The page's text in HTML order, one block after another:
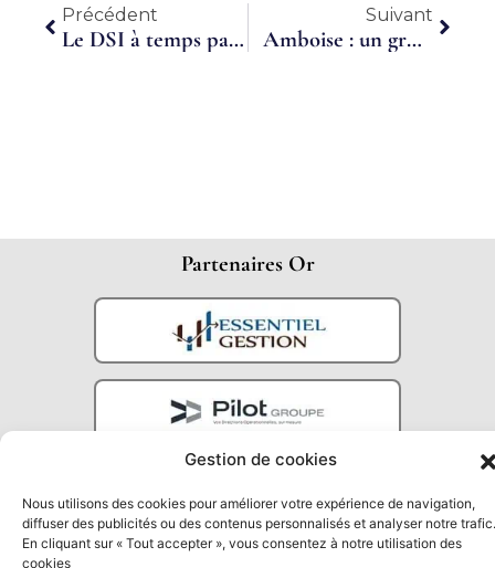
Gestion de cookies
Nous utilisons des cookies pour améliorer votre expérience de navigation,
diffuser des publicités ou des contenus personnalisés et analyser notre trafic.
En cliquant sur « Tout accepter », vous consentez à notre utilisation des
cookies
Précédent
Précédent
Le DSI à temps partagé est-il une solution pour votre entreprise ?
Suivant
Amboise : un groupement d’employeurs au service des vignerons
Partenaires Or